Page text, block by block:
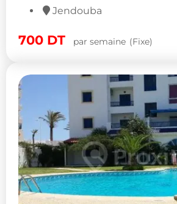
Jendouba
700 DT par semaine (Fixe)